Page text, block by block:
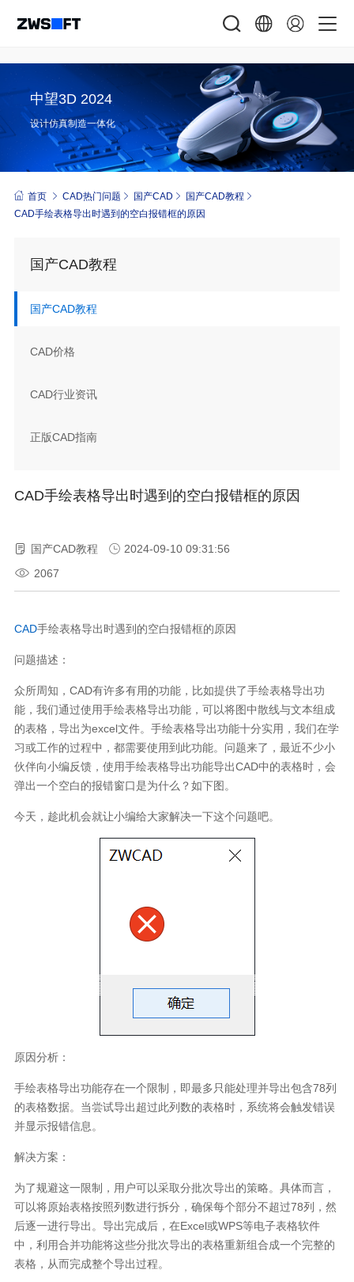
中望3D 2024
设计仿真制造一体化
首页 CAD热门问题 国产CAD
国产CAD教程
CAD手绘表格导出时遇到的空白报错框的原因
国产CAD教程
国产CAD教程
CAD价格
CAD行业资讯
正版CAD指南
CAD手绘表格导出时遇到的空白报错框的原因
国产CAD教程
2024-09-10 09:31:56
2067
CAD手绘表格导出时遇到的空白报错框的原因
问题描述：
众所周知，CAD有许多有用的功能，比如提供了手绘表格导出功
能，我们通过使用手绘表格导出功能，可以将图中散线与文本组成
的表格，导出为excel文件。手绘表格导出功能十分实用，我们在学
习或工作的过程中，都需要使用到此功能。问题来了，最近不少小
伙伴向小编反馈，使用手绘表格导出功能导出CAD中的表格时，会
弹出一个空白的报错窗口是为什么？如下图。
今天，趁此机会就让小编给大家解决一下这个问题吧。
原因分析：
手绘表格导出功能存在一个限制，即最多只能处理并导出包含78列
的表格数据。当尝试导出超过此列数的表格时，系统将会触发错误
并显示报错信息。
解决方案：
为了规避这一限制，用户可以采取分批次导出的策略。具体而言，
可以将原始表格按照列数进行拆分，确保每个部分不超过78列，然
后逐一进行导出。导出完成后，在Excel或WPS等电子表格软件
中，利用合并功能将这些分批次导出的表格重新组合成一个完整的
表格，从而完成整个导出过程。